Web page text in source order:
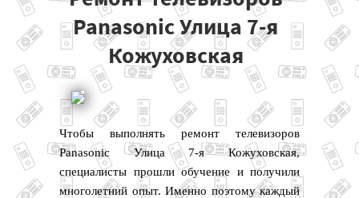
НАШИ КОНТАКТЫ
Panasonic Улица 7-я
Кожуховская
Чтобы выполнять ремонт телевизоров
Panasonic Улица 7-я Кожуховская,
специалисты прошли обучение и получили
многолетний опыт. Именно поэтому каждый